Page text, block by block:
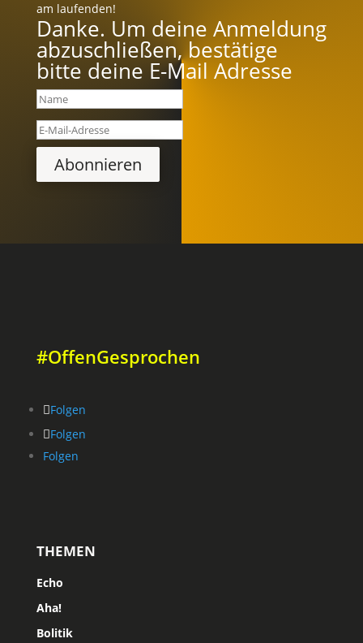
am laufenden!
Danke. Um deine Anmeldung
abzuschließen, bestätige
bitte deine E-Mail Adresse
Abonnieren
#OffenGesprochen
Folgen
Folgen
Folgen
THEMEN
Echo
Aha!
Bolitik